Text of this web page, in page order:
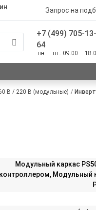
Запрос на
+7 (499) 705-13-
64
пн. – пт.: 09:00 –
В / 220 В (модульные)
Модульный каркас
контроллером, Модульный